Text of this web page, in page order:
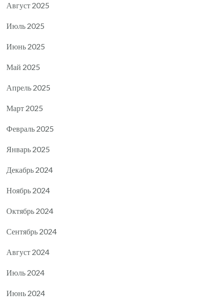
Август 2025
Июль 2025
Июнь 2025
Май 2025
Апрель 2025
Март 2025
Февраль 2025
Январь 2025
Декабрь 2024
Ноябрь 2024
Октябрь 2024
Сентябрь 2024
Август 2024
Июль 2024
Июнь 2024